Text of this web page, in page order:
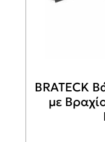
BRATECK
με